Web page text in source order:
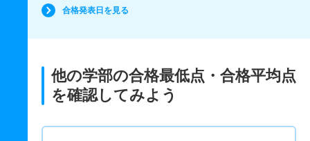
合格発表日を見る
他の学部の合格最低点・合格平均点
を確認してみよう